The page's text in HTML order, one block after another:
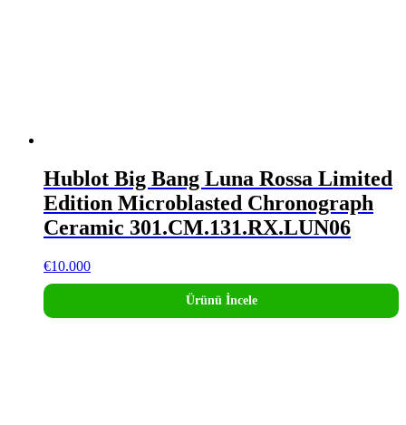
Hublot Big Bang Luna Rossa Limited
Edition Microblasted Chronograph
Ceramic 301.CM.131.RX.LUN06
€10.000
Ürünü İncele